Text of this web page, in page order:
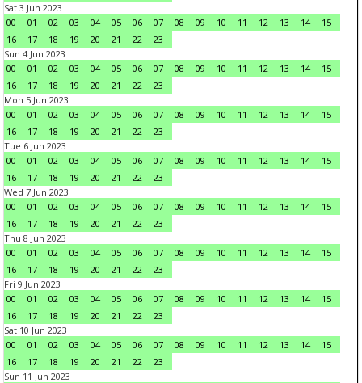
Sat 3 Jun 2023
00
01 02 03 04 05 06 07 08 09 10 11 12 13 14
15
16
17 18 19 20 21 22
23
Sun 4 Jun 2023
00
01 02 03 04 05 06 07 08 09 10 11 12 13 14
15
16
17 18 19 20 21 22
23
Mon 5 Jun 2023
00
01 02 03 04 05 06 07 08 09 10 11 12 13 14
15
16
17 18 19 20 21 22
23
Tue 6 Jun 2023
00
01 02 03 04 05 06 07 08 09 10 11 12 13 14
15
16
17 18 19 20 21 22
23
Wed 7 Jun 2023
00
01 02 03 04 05 06 07 08 09 10 11 12 13 14
15
16
17 18 19 20 21 22
23
Thu 8 Jun 2023
00
01 02 03 04 05 06 07 08 09 10 11 12 13 14
15
16
17 18 19 20 21 22
23
Fri 9 Jun 2023
00
01 02 03 04 05 06 07 08 09 10 11 12 13 14
15
16
17 18 19 20 21 22
23
Sat 10 Jun 2023
00
01 02 03 04 05 06 07 08 09 10 11 12 13 14
15
16
17 18 19 20 21 22
23
Sun 11 Jun 2023